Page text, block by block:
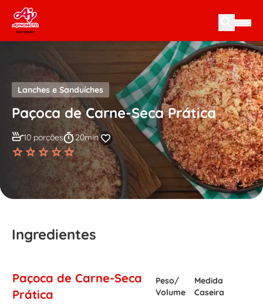
Skip to content
Lanches e Sanduíches
Paçoca de Carne-Seca Prática
10 porções 20min
Ingredientes
Paçoca de Carne-Seca
Prática
Peso/
Volume
Medida
Caseira